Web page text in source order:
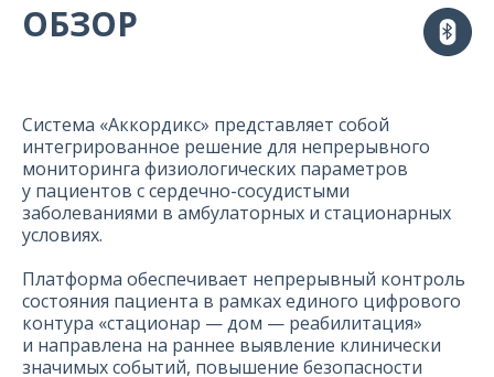
ОБЗОР
Система «Аккордикс» представляет собой
интегрированное решение для непрерывного
мониторинга физиологических параметров
у пациентов с сердечно-сосудистыми
заболеваниями в амбулаторных и стационарных
условиях.
Платформа обеспечивает непрерывный контроль
состояния пациента в рамках единого цифрового
контура «стационар — дом — реабилитация»
и направлена на раннее выявление клинически
значимых событий, повышение безопасности